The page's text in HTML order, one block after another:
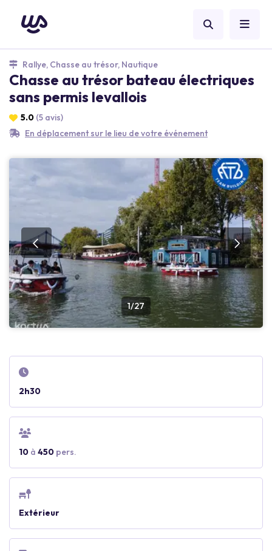
Rallye, Chasse au trésor, Nautique
Chasse au trésor bateau électriques
sans permis levallois
5.0 (5 avis)
En déplacement sur le lieu de votre événement
1/27
2h30
10 à 450 pers.
Extérieur